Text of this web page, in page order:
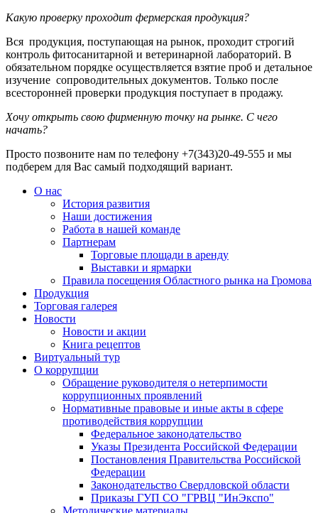
Какую проверку проходит фермерская продукция?
Вся продукция, поступающая на рынок, проходит строгий
контроль фитосанитарной и ветеринарной лабораторий. В
обязательном порядке осуществляется взятие проб и детальное
изучение сопроводительных документов. Только после
всесторонней проверки продукция поступает в продажу.
Хочу открыть свою фирменную точку на рынке. С чего
начать?
Просто позвоните нам по телефону +7(343)20-49-555 и мы
подберем для Вас самый подходящий вариант.
О нас
История развития
Наши достижения
Работа в нашей команде
Партнерам
Торговые площади в аренду
Выставки и ярмарки
Правила посещения Областного рынка на Громова
Продукция
Торговая галерея
Новости
Новости и акции
Книга рецептов
Виртуальный тур
О коррупции
Обращение руководителя о нетерпимости
коррупционных проявлений
Нормативные правовые и иные акты в сфере
противодействия коррупции
Федеральное законодательство
Указы Президента Российской Федерации
Постановления Правительства Российской
Федерации
Законодательство Свердловской области
Приказы ГУП СО "ГРВЦ "ИнЭкспо"
Методические материалы